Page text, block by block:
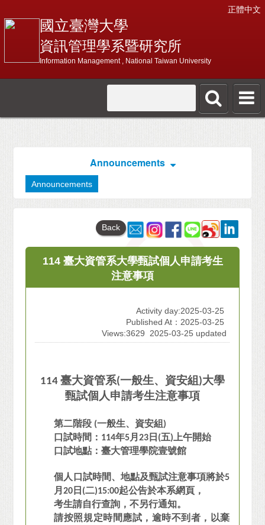
正體中文
國立臺灣大學
資訊管理學系暨研究所
Information Management , National Taiwan University
Announcements
Announcements
Back
114 臺大資管系大學甄試個人申請考生
注意事項
Activity day:2025-03-25
Published At：2025-03-25
Views:3629
2025-03-25 updated
114 臺大資管系(一般生、資安組)大學
甄試個人申請考生注意事項
第二階段 (一般生、資安組)
口試時間：114年5月23日(五)上午開始
口試地點：臺大管理學院壹號館
個人口試時間、地點及甄試注意事項將於5
月20日(二)15:00起公告於本系網頁，
考生請自行查詢，不另行通知。
請按照規定時間應試，逾時不到者，以棄